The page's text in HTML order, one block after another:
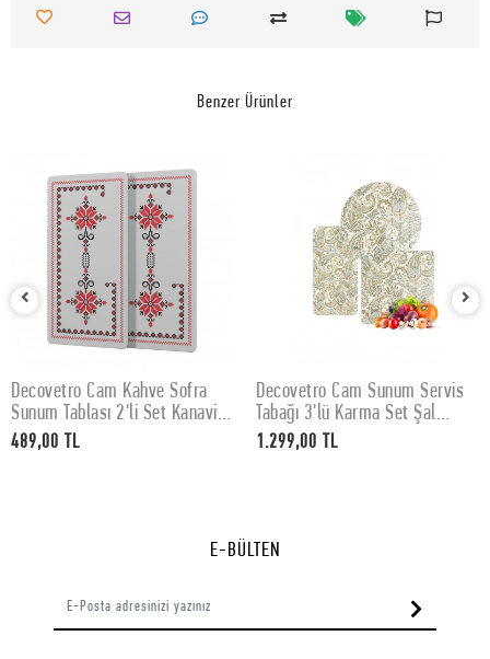
Benzer Ürünler
SEPETE EKLE
Decovetro Cam Kahve Sofra
Sunum Tablası 2'li Set Kanaviçe
Desenli 30 x 15 cm
489,00 TL
SEPETE EKLE
Decovetro Cam Sunum Servis
Tabağı 3'lü Karma Set Şal
Desenli
1.299,00 TL
E-BÜLTEN